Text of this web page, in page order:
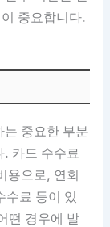
중요합니다.
중요한 부분
카드 수수료
용으로, 연회
수료 등이 있
떤 경우에 발